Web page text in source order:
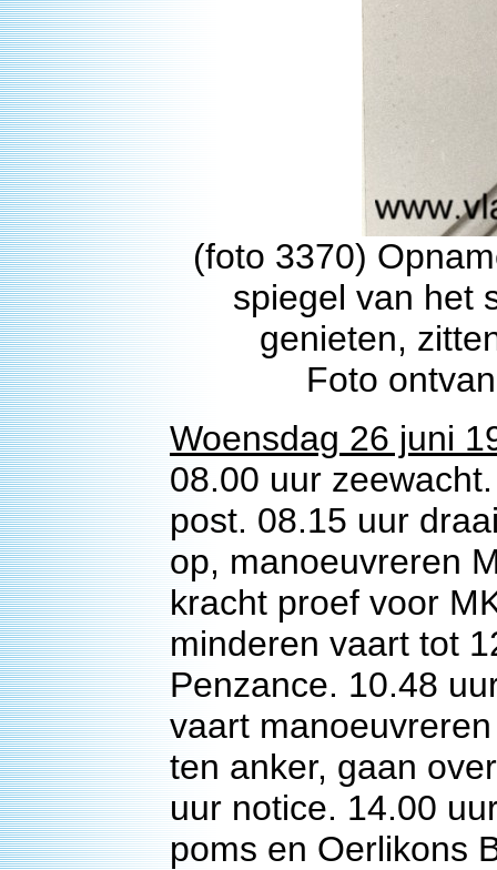
(foto 3370)
spiegel van het
genieten,
Foto
Woensdag 26 juni
08.00 uur
post. 08.15 uur
op, manoeuvreren
kracht proef voor
minderen vaart tot
Penzance. 10.48
vaart
ten anker, gaan
uur notice. 14.00
poms en Oerlikons